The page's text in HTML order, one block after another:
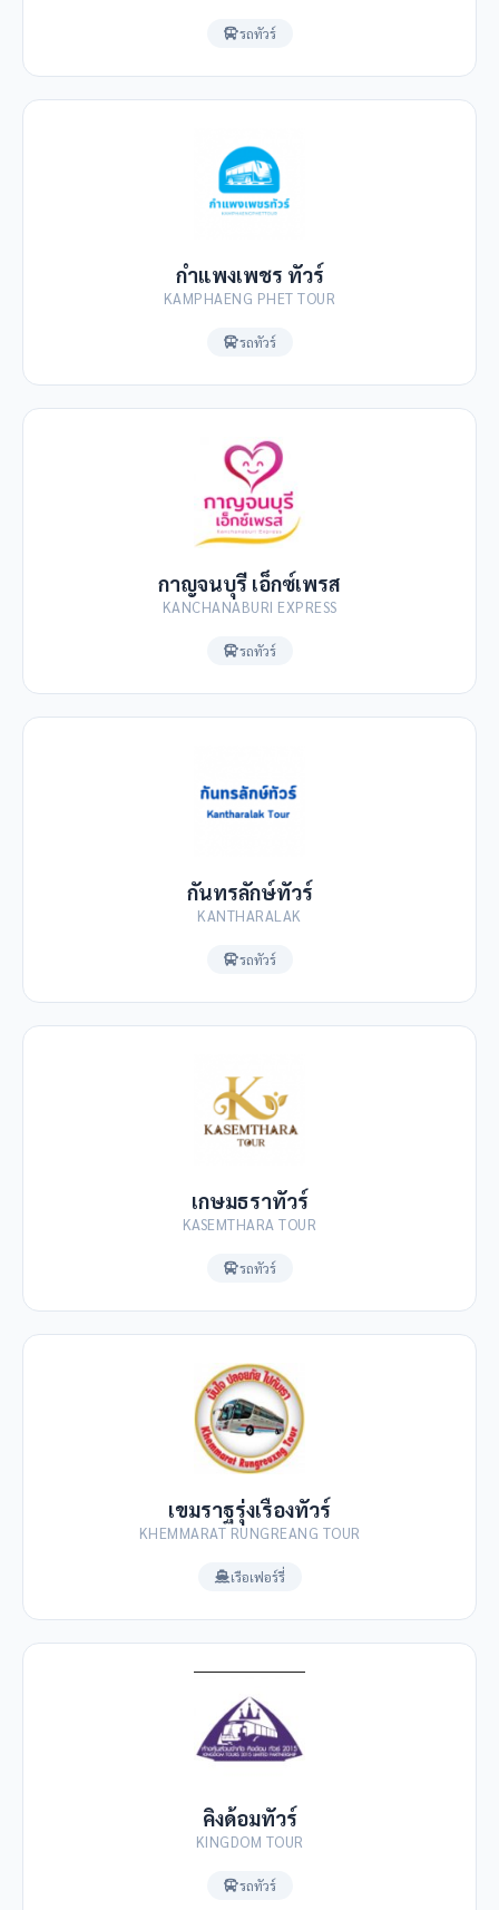
รถทัวร์
กำแพงเพชร ทัวร์
KAMPHAENG PHET TOUR
รถทัวร์
กาญจนบุรี เอ็กซ์เพรส
KANCHANABURI EXPRESS
รถทัวร์
กันทรลักษ์ทัวร์
KANTHARALAK
รถทัวร์
เกษมธราทัวร์
KASEMTHARA TOUR
รถทัวร์
เขมราฐรุ่งเรืองทัวร์
KHEMMARAT RUNGREANG TOUR
เรือเฟอร์รี่
คิงด้อมทัวร์
KINGDOM TOUR
รถทัวร์